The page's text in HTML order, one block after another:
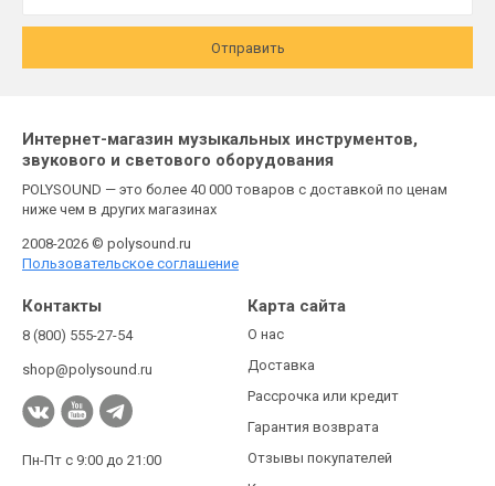
Отправить
Интернет-магазин музыкальных инструментов,
звукового и светового оборудования
POLYSOUND — это более 40 000 товаров с доставкой по ценам
ниже чем в других магазинах
2008-2026 © polysound.ru
Пользовательское соглашение
Контакты
8 (800) 555-27-54
shop@polysound.ru
Пн-Пт с 9:00 до 21:00
Карта сайта
О нас
Доставка
Рассрочка или кредит
Гарантия возврата
Отзывы покупателей